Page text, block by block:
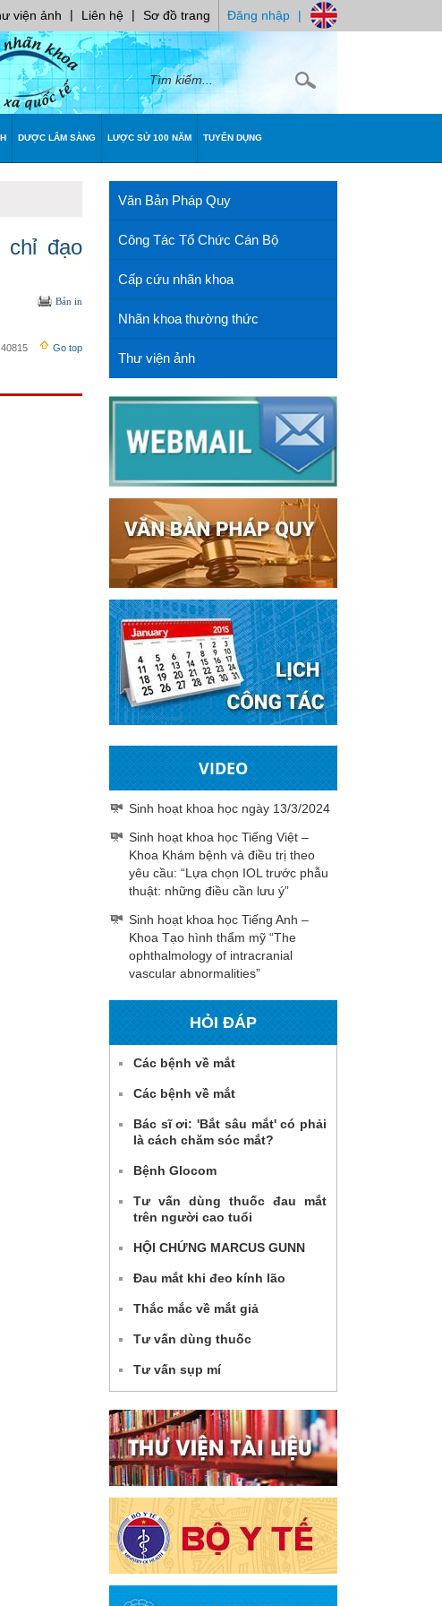
viện ảnh | Liên hệ | Sơ đồ trang Đăng nhập |
DƯỢC LÂM SÀNG LƯỢC SỬ 100 NĂM TUYỂN DỤNG
chỉ đạo
Bản in
40815 Go top
Văn Bản Pháp Quy
Công Tác Tổ Chức Cán Bộ
Cấp cứu nhãn khoa
Nhãn khoa thường thức
Thư viện ảnh
VIDEO
Sinh hoạt khoa học ngày 13/3/2024
Sinh hoạt khoa học Tiếng Việt –
Khoa Khám bệnh và điều trị theo
yêu cầu: “Lựa chọn IOL trước phẫu
thuật: những điều cần lưu ý”
Sinh hoạt khoa học Tiếng Anh –
Khoa Tạo hình thẩm mỹ “The
ophthalmology of intracranial
vascular abnormalities”
HỎI ĐÁP
Các bệnh về mắt
Các bệnh về mắt
Bác sĩ ơi: 'Bắt sâu mắt' có phải
là cách chăm sóc mắt?
Bệnh Glocom
Tư vấn dùng thuốc đau mắt
trên người cao tuổi
HỘI CHỨNG MARCUS GUNN
Đau mắt khi đeo kính lão
Thắc mắc về mắt giả
Tư vấn dùng thuốc
Tư vấn sụp mí